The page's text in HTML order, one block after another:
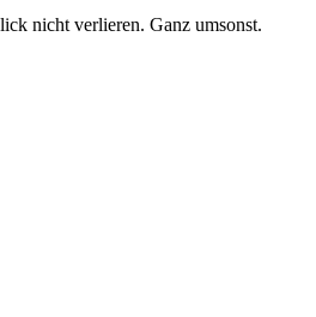
nicht verlieren. Ganz umsonst.